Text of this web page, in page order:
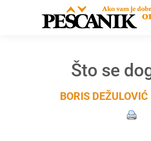
Što se
BORIS DEŽULOVIĆ